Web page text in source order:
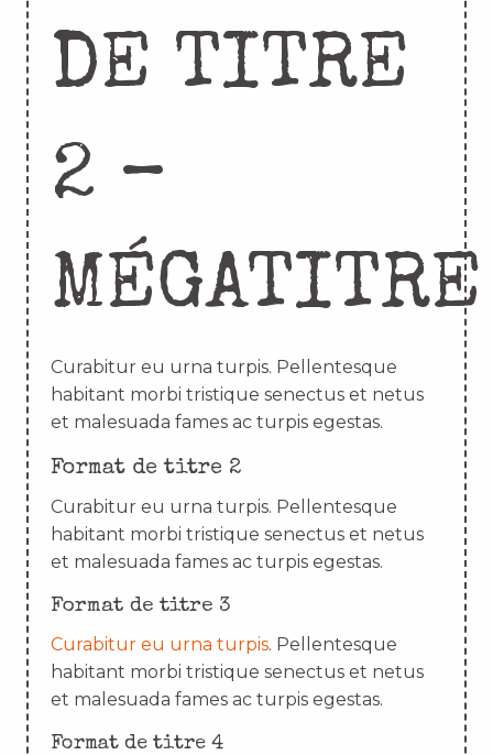
DE TITRE
2 –
MÉGATITRE
Curabitur eu urna turpis. Pellentesque
habitant morbi tristique senectus et netus
et malesuada fames ac turpis egestas.
Format de titre 2
Curabitur eu urna turpis. Pellentesque
habitant morbi tristique senectus et netus
et malesuada fames ac turpis egestas.
Format de titre 3
Curabitur eu urna turpis. Pellentesque
habitant morbi tristique senectus et netus
et malesuada fames ac turpis egestas.
Format de titre 4